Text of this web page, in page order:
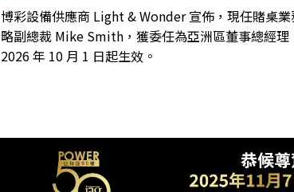
博彩設備供應商 Light & Wonder 宣佈，現任賭桌
略副總裁 Mike Smith，獲委任為亞洲區董事總經理
2026 年 10 月 1 日起生效。